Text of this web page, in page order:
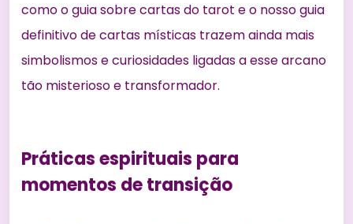
como oguia sobre cartas do tarot e o nossoguia
definitivo de cartas místicas trazem ainda mais
simbolismos e curiosidades ligadas a esse arcano
tão misterioso e transformador.
Práticas espirituais para
momentos de transição